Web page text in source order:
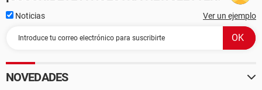
Noticias Ver un ejemplo
NOVEDADES